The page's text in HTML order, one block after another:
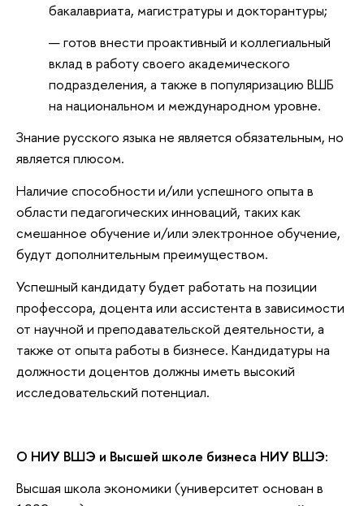
бакалавриата, магистратуры и докторантуры;
готов внести проактивный и коллегиальный
вклад в работу своего академического
подразделения, а также в популяризацию ВШБ
на национальном и международном уровне.
Знание русского языка не является обязательным, но
является плюсом.
Наличие способности и/или успешного опыта в
области педагогических инноваций, таких как
смешанное обучение и/или электронное обучение,
будут дополнительным преимуществом.
Успешный кандидату будет работать на позиции
профессора, доцента или ассистента в зависимости
от научной и преподавательской деятельности, а
также от опыта работы в бизнесе. Кандидатуры на
должности доцентов должны иметь высокий
исследовательский потенциал.
О НИУ ВШЭ и Высшей школе бизнеса НИУ ВШЭ:
Высшая школа экономики (университет основан в